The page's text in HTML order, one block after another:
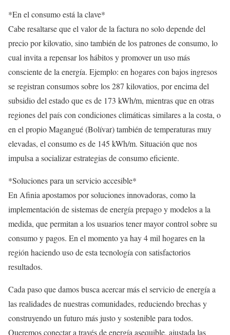
*En el consumo está la clave*
Cabe resaltarse que el valor de la factura no solo depende del
precio por kilovatio, sino también de los patrones de consumo, lo
cual invita a repensar los hábitos y promover un uso más
consciente de la energía. Ejemplo: en hogares con bajos ingresos
se registran consumos sobre los 287 kilovatios, por encima del
subsidio del estado que es de 173 kWh/m, mientras que en otras
regiones del país con condiciones climáticas similares a la costa, o
en el propio Magangué (Bolívar) también de temperaturas muy
elevadas, el consumo es de 145 kWh/m. Situación que nos
impulsa a socializar estrategias de consumo eficiente.
*Soluciones para un servicio accesible*
En Afinia apostamos por soluciones innovadoras, como la
implementación de sistemas de energía prepago y modelos a la
medida, que permitan a los usuarios tener mayor control sobre su
consumo y pagos. En el momento ya hay 4 mil hogares en la
región haciendo uso de esta tecnología con satisfactorios
resultados.
Cada paso que damos busca acercar más el servicio de energía a
las realidades de nuestras comunidades, reduciendo brechas y
construyendo un futuro más justo y sostenible para todos.
Queremos conectar a través de energía asequible, ajustada las